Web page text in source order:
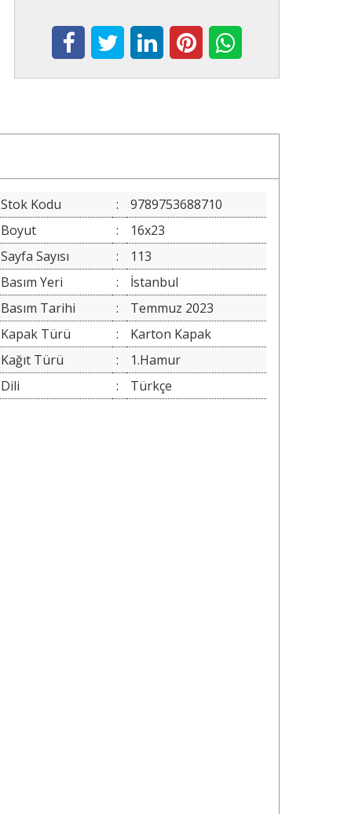
Stok Kodu :
9789753688710
Boyut
:
16x23
Sayfa Sayısı
:
113
Basım Yeri
:
İstanbul
Basım Tarihi
:
Temmuz 2023
Kapak Türü
:
Karton Kapak
Kağıt Türü
:
1.Hamur
Dili
: Türkçe